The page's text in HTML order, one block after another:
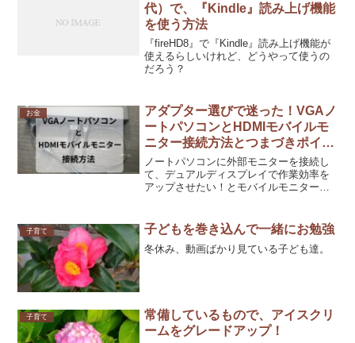
代）で、『Kindle』読み上げ機能
を使う方法
『fireHD8』で『Kindle』読み上げ機能が
使えるらしいけれど、どうやって使うの
だろう？
お金
アダプター選びで迷った！VGAノ
ートパソコンとHDMIモバイルモ
ニター接続方法とつまづきポイン
ト
ノートパソコンに外部モニターを接続し
て、デュアルディスプレイで作業効率を
アップさせたい！とモバイルモニターを
VGAとHDMIの接続方向には注意が必要で
す。アダプター選びで...
子育て 子どもを巻き込んで一緒にお勉強
冬休み、動画ばかり見ている子ども達。
子育て
常備しているもので、アイスクリ
ームをグレードアップ！